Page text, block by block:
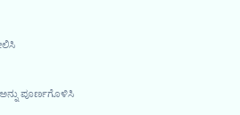
ಪೂರ್ಣಗೊಳಿಸಿ